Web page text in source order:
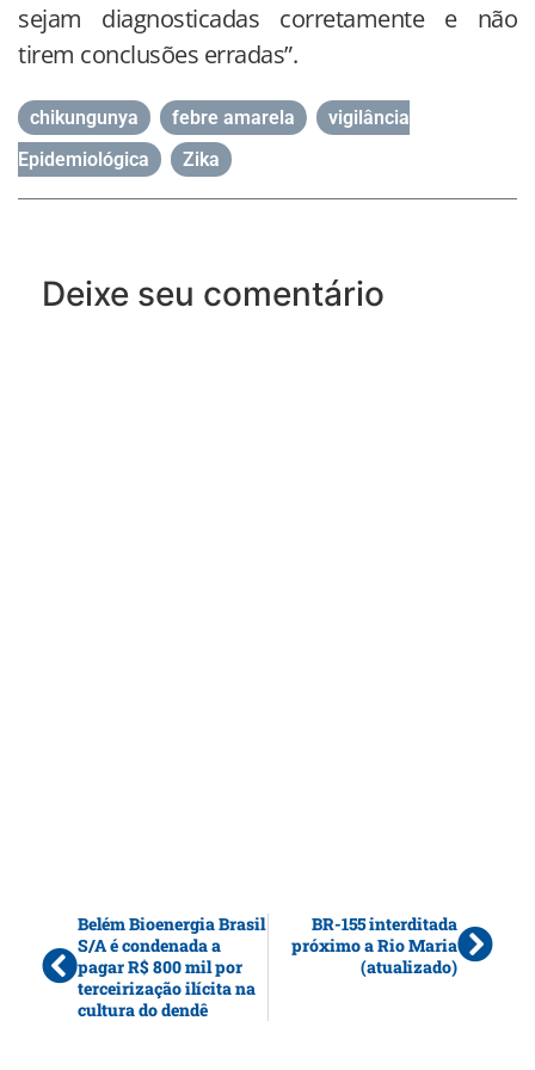
sejam diagnosticadas corretamente e não
tirem conclusões erradas”.
chikungunya febre amarela
vigilância
Epidemiológica
Zika
Deixe seu comentário
Belém Bioenergia Brasil
S/A é condenada a
pagar R$ 800 mil por
terceirização ilícita na
cultura do dendê
BR-155 interditada
próximo a Rio Maria
(atualizado)